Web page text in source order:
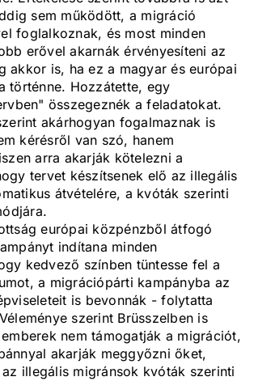
sem működött, a migráció
foglalkoznak, és most minden
erővel akarnák érvényesíteni az
akkor is, ha ez a magyar és európai
történne. Hozzátette, egy
összegeznék a feladatokat.
akárhogyan fogalmaznak is
kérésről van szó, hanem
arra akarják kötelezni a
tervet készítsenek elő az illegális
átvételére, a kvóták szerinti
európai közpénzből átfogó
indítana minden
kedvező színben tüntesse fel a
a migrációpárti kampányba az
is bevonnák - folytatta
szerint Brüsszelben is
nem támogatják a migrációt,
akarják meggyőzni őket,
illegális migránsok kvóták szerinti